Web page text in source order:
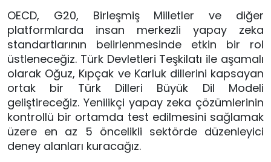
OECD, G20, Birleşmiş Milletler ve diğer
platformlarda insan merkezli yapay zeka
standartlarının belirlenmesinde etkin bir rol
üstleneceğiz. Türk Devletleri Teşkilatı ile aşamalı
olarak Oğuz, Kıpçak ve Karluk dillerini kapsayan
ortak bir Türk Dilleri Büyük Dil Modeli
geliştireceğiz. Yenilikçi yapay zeka çözümlerinin
kontrollü bir ortamda test edilmesini sağlamak
üzere en az 5 öncelikli sektörde düzenleyici
deney alanları kuracağız.